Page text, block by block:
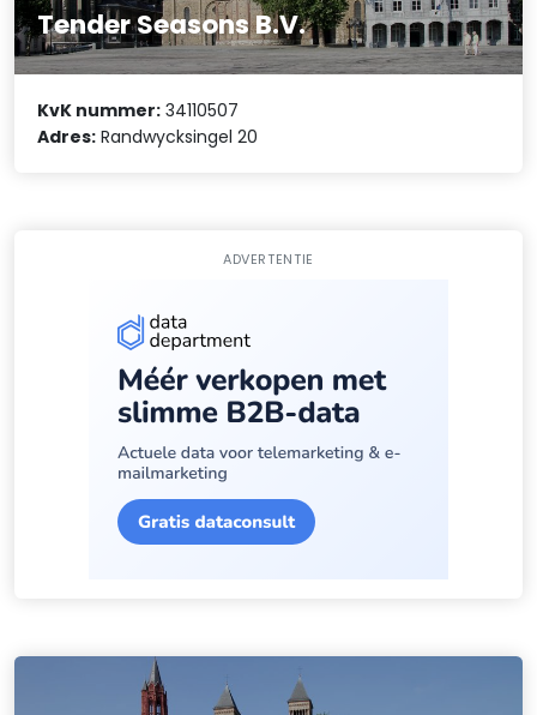
Tender Seasons B.V.
KvK nummer: 34110507
Adres: Randwycksingel 20
ADVERTENTIE